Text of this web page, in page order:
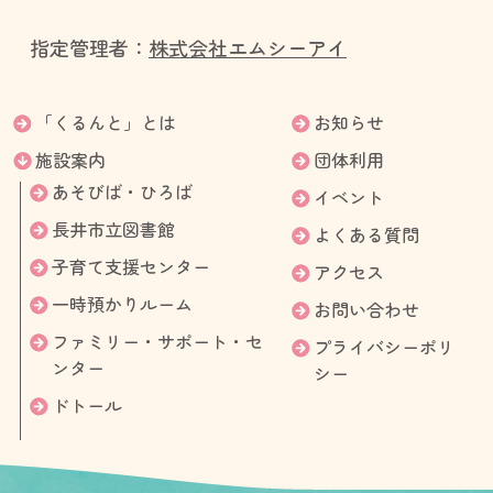
指定管理者： 株式会社エムシーアイ
「くるんと」とは
施設案内
あそびば・ひろば
長井市立図書館
子育て支援センター
一時預かりルーム
ファミリー・サポート・セ
ンター
ドトール
お知らせ
団体利用
イベント
よくある質問
アクセス
お問い合わせ
プライバシーポリ
シー